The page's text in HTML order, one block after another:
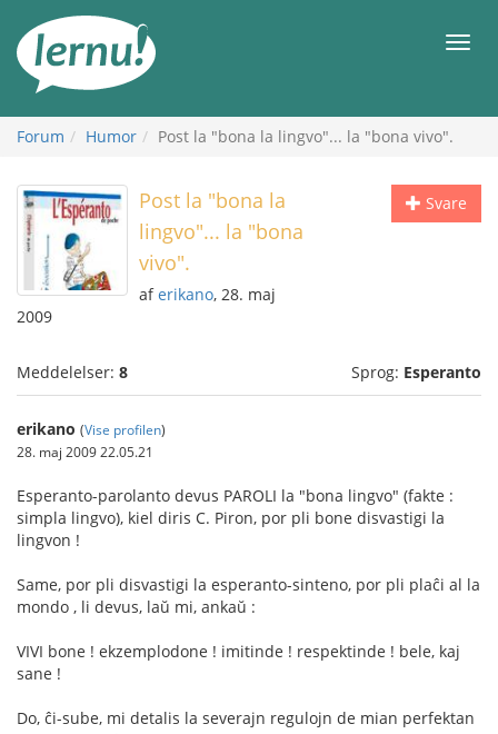
indholdet
Forum Humor Post la "bona la lingvo"... la "bona vivo".
Svare
Post la "bona la
lingvo"... la "bona
vivo".
aferikano, 28. maj
2009
Meddelelser: 8 Sprog: Esperanto
erikano (Vise profilen)
28. maj 2009 22.05.21
Esperanto-parolanto devus PAROLI la "bona lingvo" (fakte :
simpla lingvo), kiel diris C. Piron, por pli bone disvastigi la
lingvon !
Same, por pli disvastigi la esperanto-sinteno, por pli plaĉi al la
mondo , li devus, laŭ mi, ankaŭ :
VIVI bone ! ekzemplodone ! imitinde ! respektinde ! bele, kaj
sane !
Do, ĉi-sube, mi detalis la severajn regulojn de mian perfektan